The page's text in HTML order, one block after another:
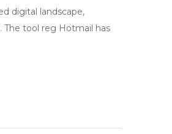
digital landscape,
The tool reg Hotmail has